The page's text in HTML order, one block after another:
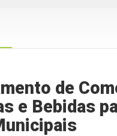
de
e Bebidas